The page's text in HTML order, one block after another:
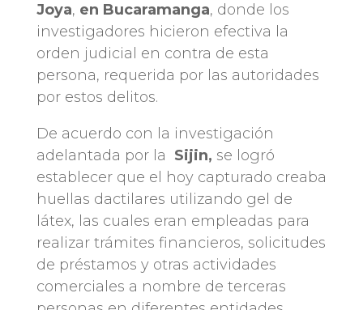
Joya, en Bucaramanga, donde los
investigadores hicieron efectiva la
orden judicial en contra de esta
persona, requerida por las autoridades
por estos delitos.
De acuerdo con la investigación
adelantada por la Sijin, se logró
establecer que el hoy capturado creaba
huellas dactilares utilizando gel de
látex, las cuales eran empleadas para
realizar trámites financieros, solicitudes
de préstamos y otras actividades
comerciales a nombre de terceras